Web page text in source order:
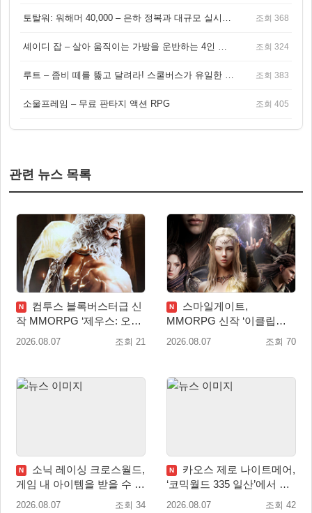
토탈워: 워해머 40,000 – 은하 정복과 대규모 실시간 전투가 결합된 전략 게임! 조회 368
셰이디 잡 – 살아 움직이는 가방을 운반하는 4인 협동 물리 어드벤처 게임 조회 324
루트 – 좀비 떼를 뚫고 달려라! 스쿨버스가 유일한 집이 되는 4인 협동 생존 게임 조회 383
소울프레임 – 무료 판타지 액션 RPG 조회 405
관련 뉴스 목록
N
컴투스 블록버스터급 신
작 MMORPG ‘제우스: 오만
의 신’, 8월 26일 출시!
2026.08.07 조회 21
N
스마일게이트,
MMORPG 신작 ‘이클립스:
더 어웨이크닝’ 9월 10일 론
2026.08.07 조회 70
N
소닉 레이싱 크로스월드,
게임 내 아이템을 받을 수 있
는 ‘레전드 대회 라운드 7’ 개
2026.08.07 조회 34
N
카오스 제로 나이트메어,
‘코믹월드 335 일산’에서 이
용자 소통 예고
2026.08.07 조회 42